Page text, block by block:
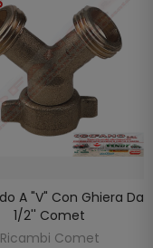
AL CARRELLO
A "V" Con Ghiera Da
1/2'' Comet
Ricambi Comet